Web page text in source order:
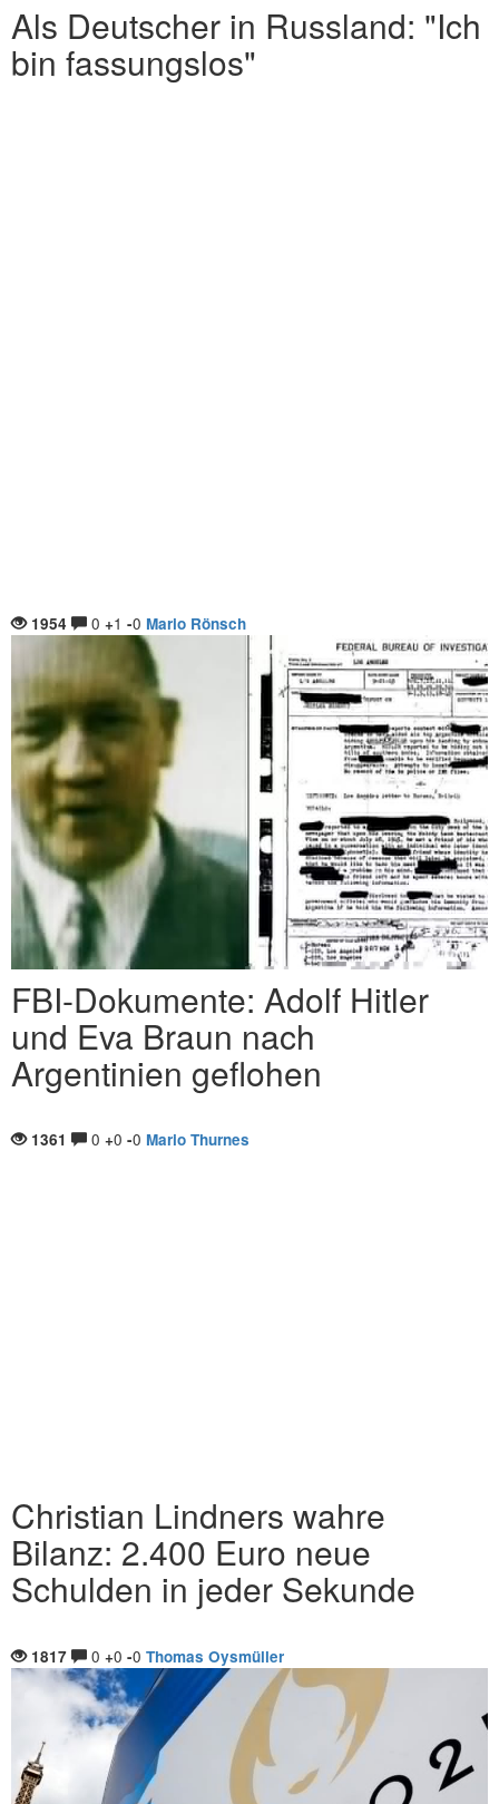
Als Deutscher in Russland: "Ich
bin fassungslos"
1954 0 +1 -0 Mario Rönsch
FBI-Dokumente: Adolf Hitler
und Eva Braun nach
Argentinien geflohen
1361 0 +0 -0 Mario Thurnes
Christian Lindners wahre
Bilanz: 2.400 Euro neue
Schulden in jeder Sekunde
1817 0 +0 -0 Thomas Oysmüller